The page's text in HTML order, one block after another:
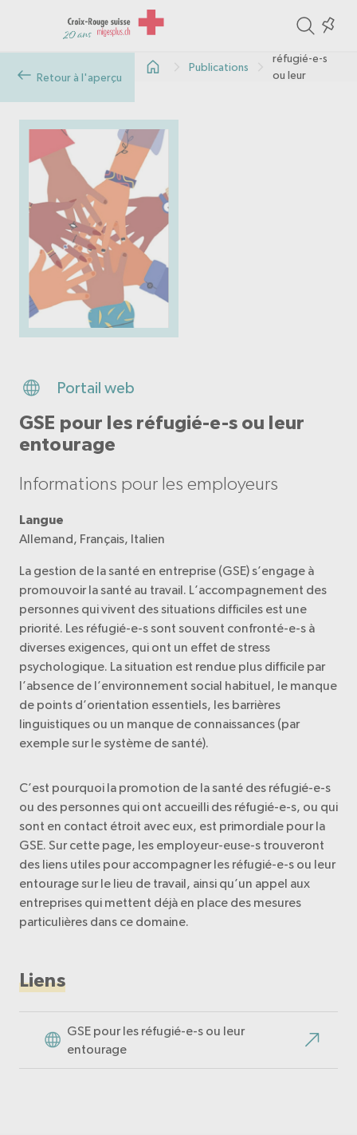
Retour à l'aperçu
Publications
réfugié-e-s
ou leur
Portail web
GSE pour les réfugié-e-s ou leur
entourage
Informations pour les employeurs
Langue
Allemand, Français, Italien
La gestion de la santé en entreprise (GSE) s’engage à
promouvoir la santé au travail. L’accompagnement des
personnes qui vivent des situations difficiles est une
priorité. Les réfugié-e-s sont souvent confronté-e-s à
diverses exigences, qui ont un effet de stress
psychologique. La situation est rendue plus difficile par
l’absence de l’environnement social habituel, le manque
de points d’orientation essentiels, les barrières
linguistiques ou un manque de connaissances (par
exemple sur le système de santé).
C’est pourquoi la promotion de la santé des réfugié-e-s
ou des personnes qui ont accueilli des réfugié-e-s, ou qui
sont en contact étroit avec eux, est primordiale pour la
GSE. Sur cette page, les employeur-euse-s trouveront
des liens utiles pour accompagner les réfugié-e-s ou leur
entourage sur le lieu de travail, ainsi qu’un appel aux
entreprises qui mettent déjà en place des mesures
particulières dans ce domaine.
Liens
GSE pour les réfugié-e-s ou leur
entourage